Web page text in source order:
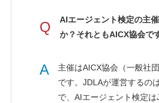
Q
AIエージェント検定の主
か？それともAICX協会で
A
主催はAICX協会（一般社
です。JDLAが運営するの
で、AIエージェント検定